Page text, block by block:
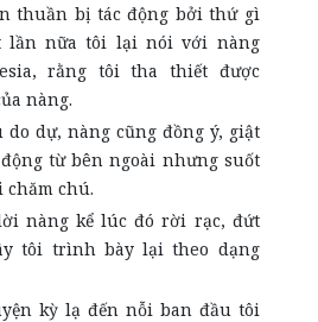
thuần bị tác động bởi thứ gì
lần nữa tôi lại nói với nàng
rằng tôi tha thiết được
nàng.
nàng cũng đồng ý, giật
từ bên ngoài nhưng suốt
chú.
kể lúc đó rời rạc, đứt
tôi trình bày lại theo dạng
lạ đến nỗi ban đầu tôi